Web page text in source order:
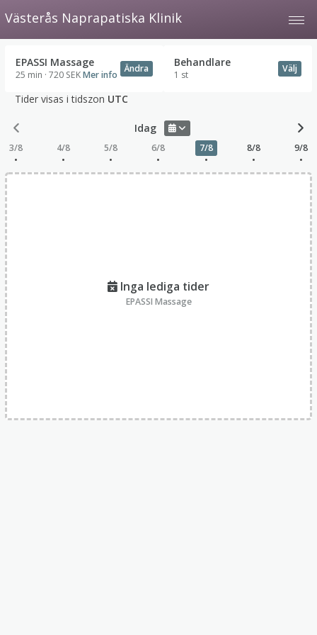
Västerås Naprapatiska Klinik
EPASSI Massage
25 min · 720 SEKMer info
Ändra Behandlare
1 st
Välj
Tider visas i tidszon UTC
Idag
17/8
•
18/8
•
19/8
•
20/8
•
21/8 22/8 23/8
Nästa lediga tid 17 aug